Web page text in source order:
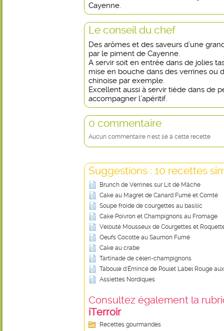
Cayenne.
Le conseil du chef
Des arômes et des saveurs d’une
par le piment de Cayenne.
A servir soit en entrée dans de jolies
mise en bouche dans des verrines ou
chinoise par exemple.
Excellent aussi à servir tiède dans de
accompagner l’apéritif.
0 commentaire
Aucun commentaire n'est lié à cette recette
Suggestions : 10 recettes
Brunch de Verrines sur Lit de Mâche
Cake au Magret de Canard Fumé et Comté
Soupe froide de courgettes au basilic
Cake Poivron et Champignons au Fromage
Velouté Mousseux de Courgettes et
Oeufs Cocotte au Saumon Fumé
Cake au crabe
Tartinade de céleri-champignons
Taboulé d'Émincé de Poulet Label Rouge
Assiettes Nordiques
Consultez également la
iTerroir
Recettes gourmandes